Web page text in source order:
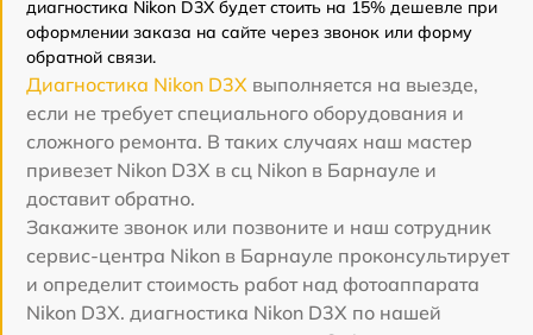
диагностика Nikon D3X будет стоить на 15% дешевле при
оформлении заказа на сайте через звонок или форму
обратной связи.
Диагностика Nikon D3X выполняется на выезде,
если не требует специального оборудования и
сложного ремонта. В таких случаях наш мастер
привезет Nikon D3X в сц Nikon в Барнауле и
доставит обратно.
Закажите звонок или позвоните и наш сотрудник
сервис-центра Nikon в Барнауле проконсультирует
и определит стоимость работ над фотоаппарата
Nikon D3X. диагностика Nikon D3X по нашей